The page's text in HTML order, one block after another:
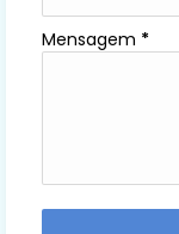
Mensagem *